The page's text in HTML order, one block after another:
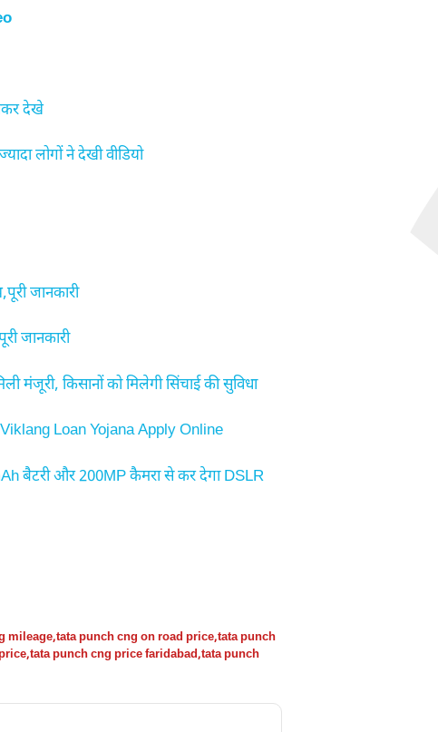
देखे
लोगों ने देखी वीडियो
जानकारी
जानकारी
मंजूरी, किसानों को मिलेगी सिंचाई की सुविधा
Loan Yojana Apply Online
बैटरी और 200MP कैमरा से कर देगा DSLR
mileage,tata punch cng on road price,tata punch
,tata punch cng price faridabad,tata punch